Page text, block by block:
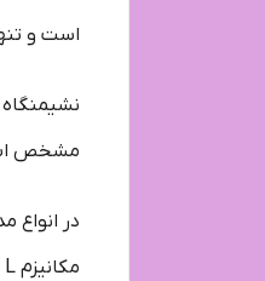
است و
مشخص
در انواع
مکانیزم L استفاده می کنند.